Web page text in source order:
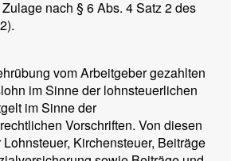
nach § 6 Abs. 4 Satz 2 des
vom Arbeitgeber gezahlten
im Sinne der lohnsteuerlichen
im Sinne der
Vorschriften. Von diesen
Kirchensteuer, Beiträge